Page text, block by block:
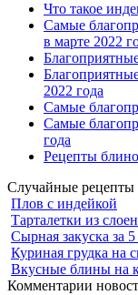
Что такое
Самые
в марте 2022
2022 года
Самые
Самые
года
Рецепты
Случайные рецепты
Плов с индейкой
Тарталетки из
Сырная закуска за
Куриная грудка на
Вкусные блины на
Комментарии